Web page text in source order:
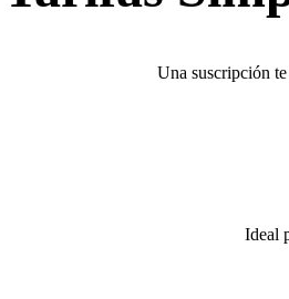
Una suscripción
Ideal